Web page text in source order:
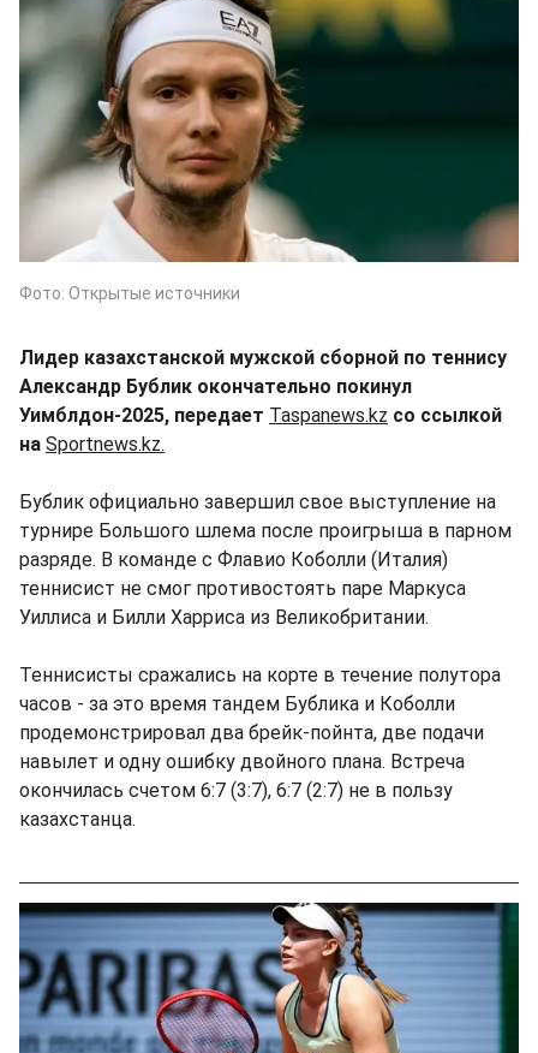
Фото: Открытые источники
Лидер казахстанской мужской сборной по теннису
Александр Бублик окончательно покинул
Уимблдон-2025, передает Taspanews.kz со ссылкой
на Sportnews.kz.
Бублик официально завершил свое выступление на
турнире Большого шлема после проигрыша в парном
разряде. В команде с Флавио Коболли (Италия)
теннисист не смог противостоять паре Маркуса
Уиллиса и Билли Харриса из Великобритании.
Теннисисты сражались на корте в течение полутора
часов - за это время тандем Бублика и Коболли
продемонстрировал два брейк-пойнта, две подачи
навылет и одну ошибку двойного плана. Встреча
окончилась счетом 6:7 (3:7), 6:7 (2:7) не в пользу
казахстанца.